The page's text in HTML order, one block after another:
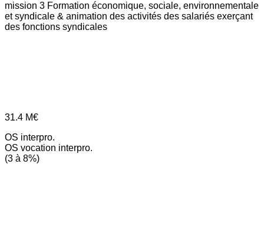
mission 3 Formation économique, sociale, environnementale
et syndicale & animation des activités des salariés exerçant
des fonctions syndicales
31.4 M€
OS interpro.
OS vocation interpro.
(3 à 8%)